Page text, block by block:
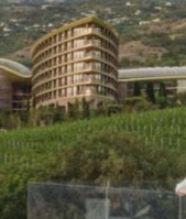
#Роскосмос #космос #
# благотворительность #дети